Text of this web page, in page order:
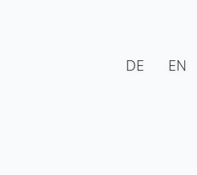
DE EN